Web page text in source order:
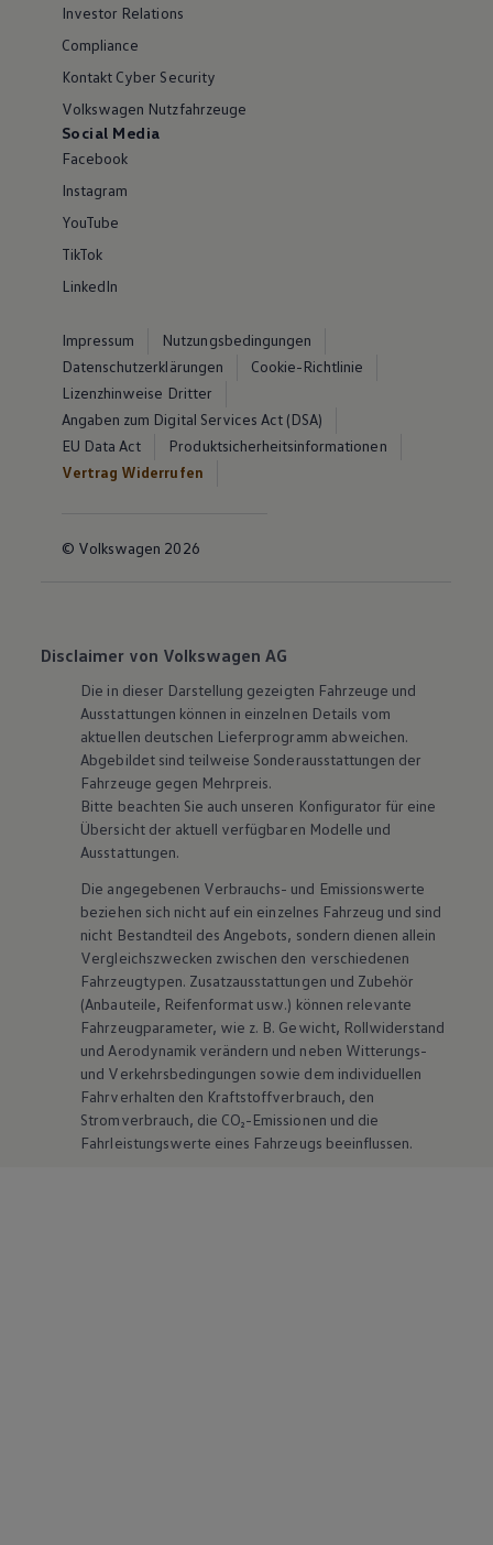
Investor Relations
Compliance
Kontakt Cyber Security
Volkswagen Nutzfahrzeuge
Social Media
Facebook
Instagram
YouTube
TikTok
LinkedIn
Impressum
Nutzungsbedingungen
Datenschutzerklärungen
Cookie-Richtlinie
Lizenzhinweise Dritter
Angaben zum Digital Services Act (DSA)
EU Data Act
Produktsicherheitsinformationen
Vertrag Widerrufen
© Volkswagen 2026
Disclaimer von Volkswagen AG
Die in dieser Darstellung gezeigten Fahrzeuge und
Ausstattungen können in einzelnen Details vom
aktuellen deutschen Lieferprogramm abweichen.
Abgebildet sind teilweise Sonderausstattungen der
Fahrzeuge gegen Mehrpreis.
Bitte beachten Sie auch unseren Konfigurator für eine
Übersicht der aktuell verfügbaren Modelle und
Ausstattungen.
Die angegebenen Verbrauchs- und Emissionswerte
beziehen sich nicht auf ein einzelnes Fahrzeug und sind
nicht Bestandteil des Angebots, sondern dienen allein
Vergleichszwecken zwischen den verschiedenen
Fahrzeugtypen. Zusatzausstattungen und Zubehör
(Anbauteile, Reifenformat usw.) können relevante
Fahrzeugparameter, wie z. B. Gewicht, Rollwiderstand
und Aerodynamik verändern und neben Witterungs-
und Verkehrsbedingungen sowie dem individuellen
Fahrverhalten den Kraftstoffverbrauch, den
Stromverbrauch, die CO₂-Emissionen und die
Fahrleistungswerte eines Fahrzeugs beeinflussen.